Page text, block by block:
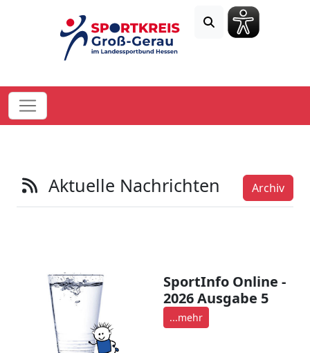
Archiv
Aktuelle Nachrichten
SportInfo Online -
2026 Ausgabe 5
...mehr